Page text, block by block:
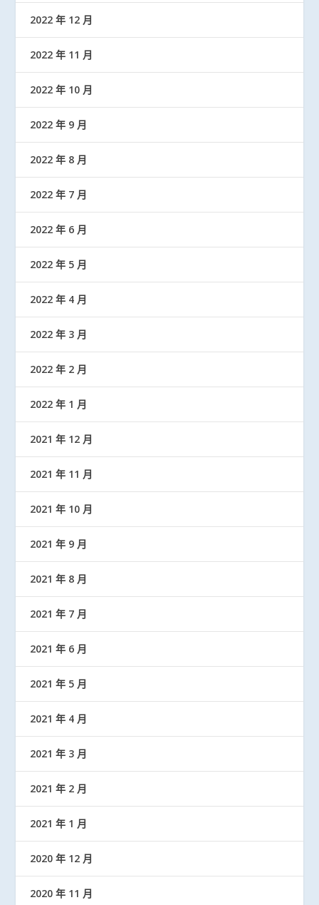
2022 年 12 月
2022 年 11 月
2022 年 10 月
2022 年 9 月
2022 年 8 月
2022 年 7 月
2022 年 6 月
2022 年 5 月
2022 年 4 月
2022 年 3 月
2022 年 2 月
2022 年 1 月
2021 年 12 月
2021 年 11 月
2021 年 10 月
2021 年 9 月
2021 年 8 月
2021 年 7 月
2021 年 6 月
2021 年 5 月
2021 年 4 月
2021 年 3 月
2021 年 2 月
2021 年 1 月
2020 年 12 月
2020 年 11 月